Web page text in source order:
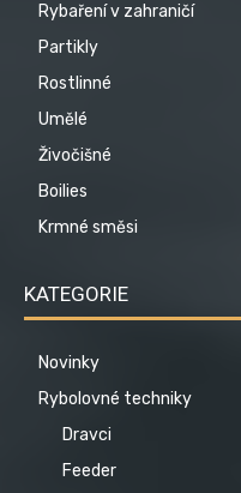
Rybaření v zahraničí
Partikly
Rostlinné
Umělé
Živočišné
Boilies
Krmné směsi
KATEGORIE
Novinky
Rybolovné techniky
Dravci
Feeder